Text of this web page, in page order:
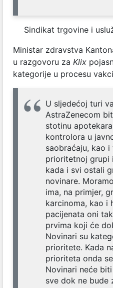
Sindikat trgovine i
Ministar zdravstva
u razgovoru za Klix
kategorije u procesu
U sljedećoj turi
AstraZenecom
stotinu
kontrolora u
saobraćaju, kao
prioritetnoj grupi
kada i svi ostali
novinare.
ima, na primjer,
karcinoma, kao i
pacijenata oni
prvima koji će
Novinari su
prioritete. Kada
prioriteta onda
Novinari neće
sve dok ne bude